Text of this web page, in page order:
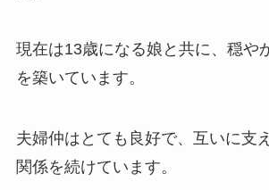
現在は13歳になる娘と共に、穏や
を築いています。
夫婦仲はとても良好で、互いに支
関係を続けています。